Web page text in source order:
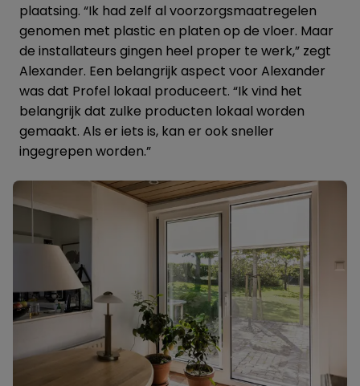
plaatsing. “Ik had zelf al voorzorgsmaatregelen
genomen met plastic en platen op de vloer. Maar
de installateurs gingen heel proper te werk,” zegt
Alexander. Een belangrijk aspect voor Alexander
was dat Profel lokaal produceert. “Ik vind het
belangrijk dat zulke producten lokaal worden
gemaakt. Als er iets is, kan er ook sneller
ingegrepen worden.”